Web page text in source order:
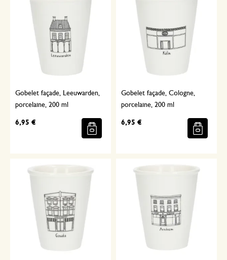
Gobelet façade, Leeuwarden,
porcelaine, 200 ml
6,95 €
Gobelet façade, Cologne,
porcelaine, 200 ml
6,95 €